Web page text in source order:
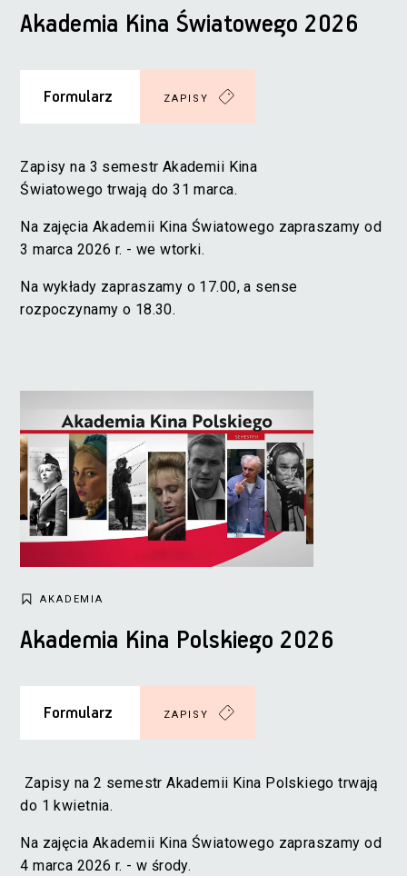
Akademia Kina Światowego 2026
Formularz ZAPISY
Zapisy na 3 semestr Akademii Kina
Światowego trwają do 31 marca.
Na zajęcia Akademii Kina Światowego zapraszamy od
3 marca 2026 r. - we wtorki.
Na wykłady zapraszamy o 17.00, a sense
rozpoczynamy o 18.30.
AKADEMIA
Akademia Kina Polskiego 2026
Formularz ZAPISY
Zapisy na 2 semestr Akademii Kina Polskiego trwają
do 1 kwietnia.
Na zajęcia Akademii Kina Światowego zapraszamy od
4 marca 2026 r. - w środy.